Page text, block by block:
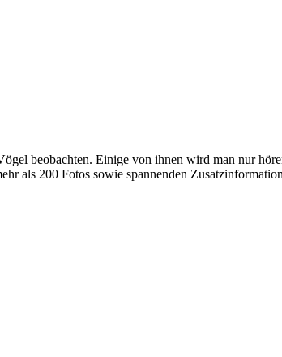
beobachten. Einige von ihnen wird man nur
als 200 Fotos sowie spannenden